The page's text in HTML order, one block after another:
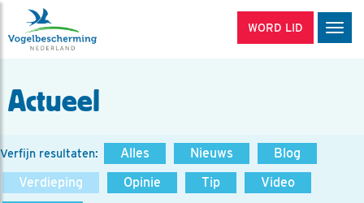
WORD LID
Actueel
Verfijn resultaten: Alles Nieuws
Blog
Verdieping
Opinie Tip
Video